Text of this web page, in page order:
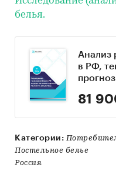
белья.
Анализ
в РФ,
81
Категории:
Постельное белье
Россия